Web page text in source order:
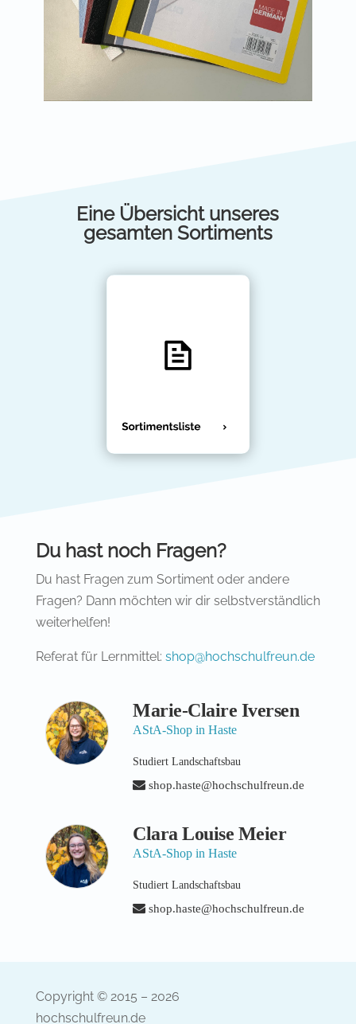
Eine Übersicht unseres
gesamten Sortiments
Du hast noch Fragen?
Du hast Fragen zum Sortiment oder andere
Fragen? Dann möchten wir dir selbstverständlich
weiterhelfen!
Referat für Lernmittel: shop@hochschulfreun.de
Marie-Claire Iversen
AStA-Shop in Haste
Studiert Landschaftsbau
shop.haste@hochschulfreun.de
Clara Louise Meier
AStA-Shop in Haste
Studiert Landschaftsbau
shop.haste@hochschulfreun.de
Copyright © 2015 – 2026
hochschulfreun.de